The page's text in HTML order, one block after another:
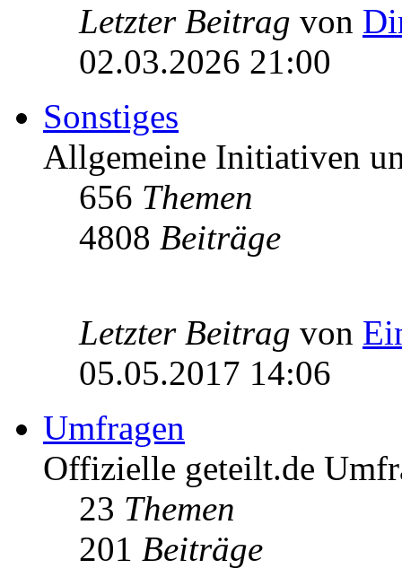
Letzter Beitrag von
02.03.2026 21:00
Sonstiges
Allgemeine Initiativen
656 Themen
4808 Beiträge
Letzter Beitrag von
05.05.2017 14:06
Umfragen
Offizielle geteilt.de
23 Themen
201 Beiträge